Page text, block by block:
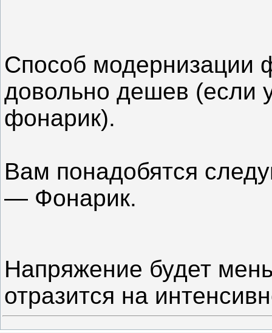
Способ модернизации
довольно дешев (если
фонарик).
Вам понадобятся
— Фонарик.
Напряжение будет
отразится на